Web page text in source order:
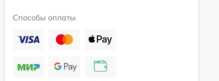
Способы оплаты